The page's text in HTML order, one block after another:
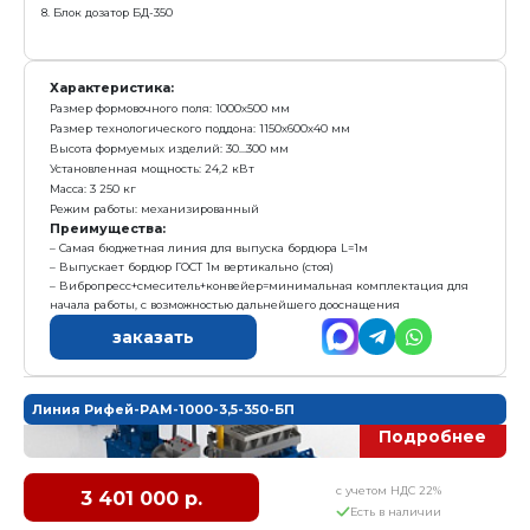
Комплектация:
1. Вибропресс Рифей Рам-1000
2. Пульт управления
3. Маслостанция
4. Поддон технологический - 10 шт
5. Пуансон матрица - 1 комплект
6. Модуль подачи поддонов с кассетой
7. Приемный бункер вибропресса
8. Подъемник поддонов
9. Рольганг
Характеристика:
Размер формовочного поля: 1000х500 мм
Размер технологического поддона: 1150х600х40 мм
Высота формуемых изделий: 30...300 мм
Установленная мощность: 19 кВт